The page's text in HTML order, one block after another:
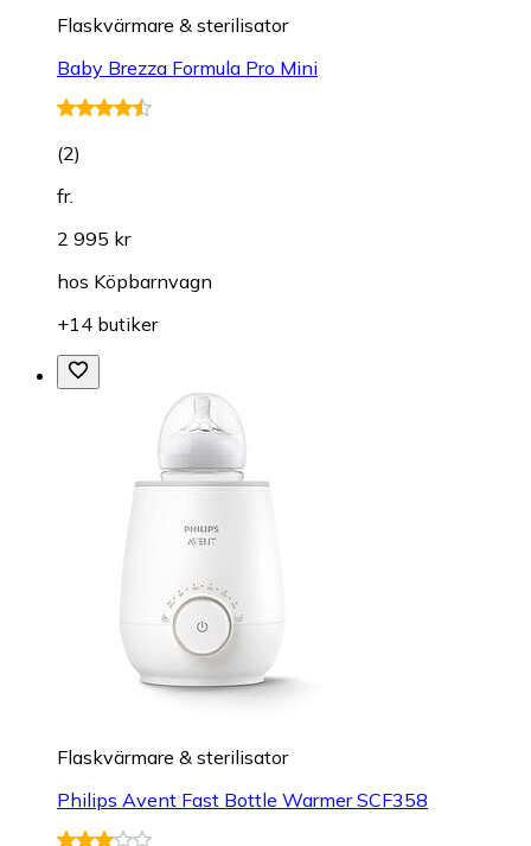
Flaskvärmare & sterilisator
Baby Brezza Formula Pro Mini
(2)
fr.
2 995 kr
hos Köpbarnvagn
+14 butiker
Flaskvärmare & sterilisator
Philips Avent Fast Bottle Warmer SCF358